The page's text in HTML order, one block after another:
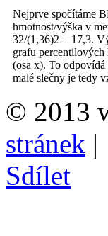
Nejprve spočítáme
hmotnost/výška v
32/(1,36)2 = 17,3.
grafu percentilových
(osa x). To
malé slečny je tedy
© 2013
stránek |
Sdílet